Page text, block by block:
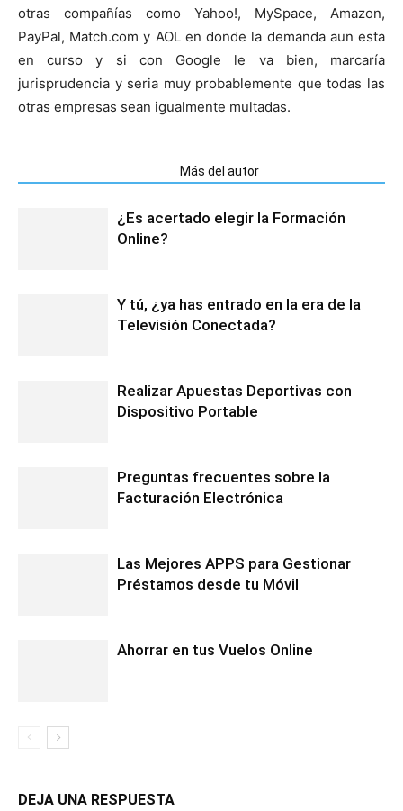
otras compañías como Yahoo!, MySpace, Amazon,
PayPal, Match.com y AOL en donde la demanda aun esta
en curso y si con Google le va bien, marcaría
jurisprudencia y seria muy probablemente que todas las
otras empresas sean igualmente multadas.
Más del autor
¿Es acertado elegir la Formación
Online?
Y tú, ¿ya has entrado en la era de la
Televisión Conectada?
Realizar Apuestas Deportivas con
Dispositivo Portable
Preguntas frecuentes sobre la
Facturación Electrónica
Las Mejores APPS para Gestionar
Préstamos desde tu Móvil
Ahorrar en tus Vuelos Online
DEJA UNA RESPUESTA